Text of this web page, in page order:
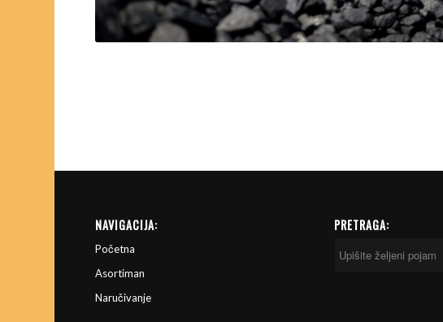
NAVIGACIJA:
Početna
Asortiman
Naručivanje
PRETRAGA: